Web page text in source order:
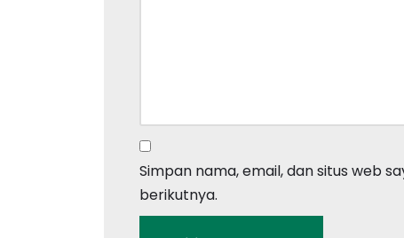
Simpan nama, email, dan situs web
berikutnya.